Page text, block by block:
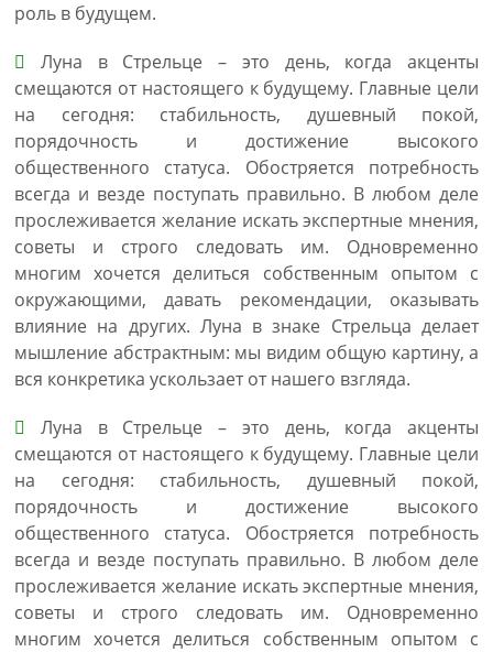
роль в будущем.
Луна в Стрельце – это день, когда акценты
смещаются от настоящего к будущему. Главные цели
на сегодня: стабильность, душевный покой,
порядочность и достижение высокого
общественного статуса. Обостряется потребность
всегда и везде поступать правильно. В любом деле
прослеживается желание искать экспертные мнения,
советы и строго следовать им. Одновременно
многим хочется делиться собственным опытом с
окружающими, давать рекомендации, оказывать
влияние на других. Луна в знаке Стрельца делает
мышление абстрактным: мы видим общую картину, а
вся конкретика ускользает от нашего взгляда.
Луна в Стрельце – это день, когда акценты
смещаются от настоящего к будущему. Главные цели
на сегодня: стабильность, душевный покой,
порядочность и достижение высокого
общественного статуса. Обостряется потребность
всегда и везде поступать правильно. В любом деле
прослеживается желание искать экспертные мнения,
советы и строго следовать им. Одновременно
многим хочется делиться собственным опытом с